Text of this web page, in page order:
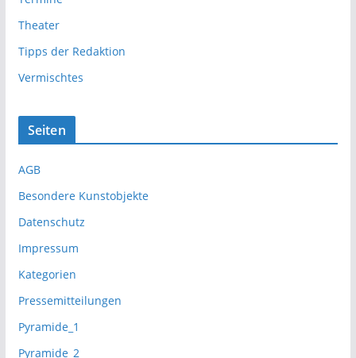
Theater
Tipps der Redaktion
Vermischtes
Seiten
AGB
Besondere Kunstobjekte
Datenschutz
Impressum
Kategorien
Pressemitteilungen
Pyramide_1
Pyramide_2